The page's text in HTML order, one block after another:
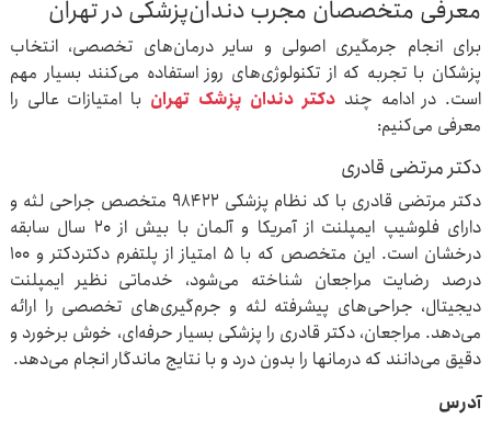
معرفی متخصصان مجرب دندان‌پزشکی در تهران
برای انجام جرمگیری اصولی و سایر درمان‌های تخصصی، انتخاب
پزشکان با تجربه که از تکنولوژی‌های روز استفاده می‌کنند بسیار مهم
است. در ادامه چند دکتر دندان‌ پزشک تهران با امتیازات عالی را
معرفی می‌کنیم:
دکتر مرتضی قادری
دکتر مرتضی قادری با کد نظام پزشکی ۹۸۴۲۲ متخصص جراحی لثه و
دارای فلوشیپ ایمپلنت از آمریکا و آلمان با بیش از ۲۰ سال سابقه
درخشان است. این متخصص که با ۵ امتیاز از پلتفرم دکتردکتر و ۱۰۰
درصد رضایت مراجعان شناخته می‌شود، خدماتی نظیر ایمپلنت
دیجیتال، جراحی‌های پیشرفته لثه و جرم‌گیری‌های تخصصی را ارائه
می‌دهد. مراجعان، دکتر قادری را پزشکی بسیار حرفه‌ای، خوش‌ برخورد و
دقیق می‌دانند که درمانها را بدون درد و با نتایج ماندگار انجام می‌دهد.
آدرس